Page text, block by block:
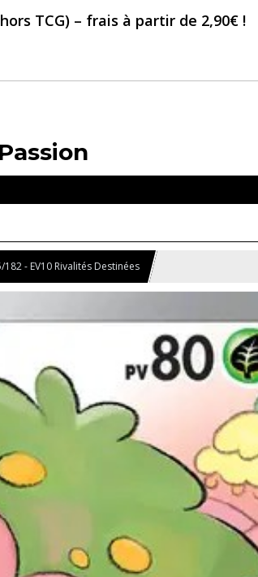
TCG) – frais à partir de 2,90€ !
- EV10 Rivalités Destinées